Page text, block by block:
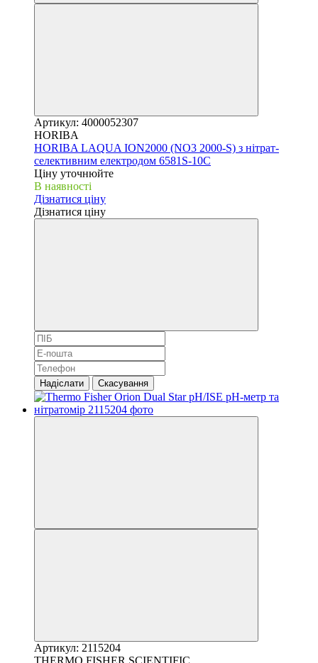
Артикул: 4000052307
HORIBA
HORIBA LAQUA ION2000 (NO3 2000-S) з нітрат-
селективним електродом 6581S-10C
Ціну уточнюйте
В наявності
Дізнатися ціну
Дізнатися ціну
Надіслати Скасування
Артикул: 2115204
THERMO FISHER SCIENTIFIC